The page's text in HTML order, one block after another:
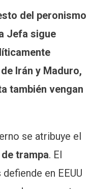
del peronismo
Jefa sigue
Irán y Maduro,
también vengan
se atribuye el
trampa. El
en EEUU